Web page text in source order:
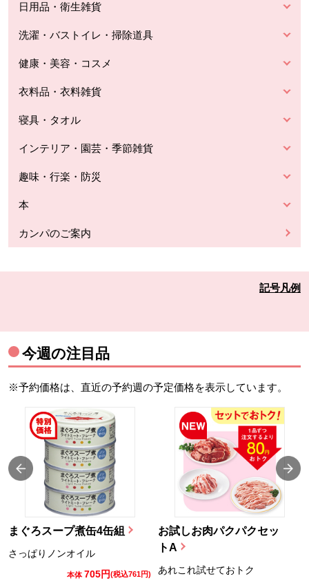
日用品・衛生雑貨
洗濯・バストイレ・掃除道具
健康・美容・コスメ
衣料品・衣料雑貨
寝具・タオル
インテリア・園芸・季節雑貨
趣味・行楽・防災
本
カンパのご案内
記号凡例
今週の注目品
※予約価格は、直近の予約週の予定価格を表示しています。
まぐろスープ煮缶4缶組
さっぱりノンオイル
本体 705円(税込761円)
お試しお肉パクパクセッ
トA
あれこれ試せておトク